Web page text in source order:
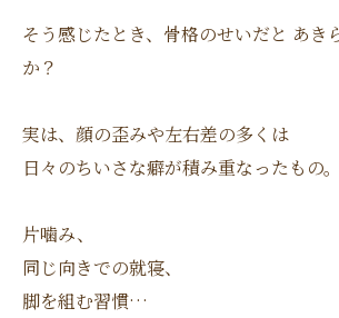
そう感じたとき、骨格のせいだと あき
か？
実は、顔の歪みや左右差の多くは
日々のちいさな癖が積み重なったもの。
片噛み、
同じ向きでの就寝、
脚を組む習慣…